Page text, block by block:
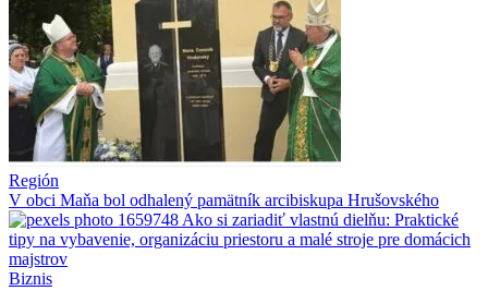
Región
V obci Maňa bol odhalený pamätník arcibiskupa Hrušovského
Biznis